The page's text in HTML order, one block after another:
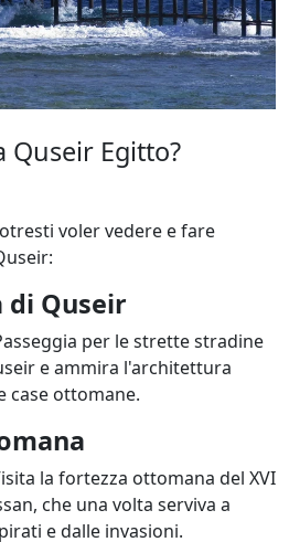
Quseir Egitto?
voler vedere e fare
di Quseir
per le strette stradine
e ammira l'architettura
case ottomane.
la fortezza ottomana del XVI
che una volta serviva a
e dalle invasioni.